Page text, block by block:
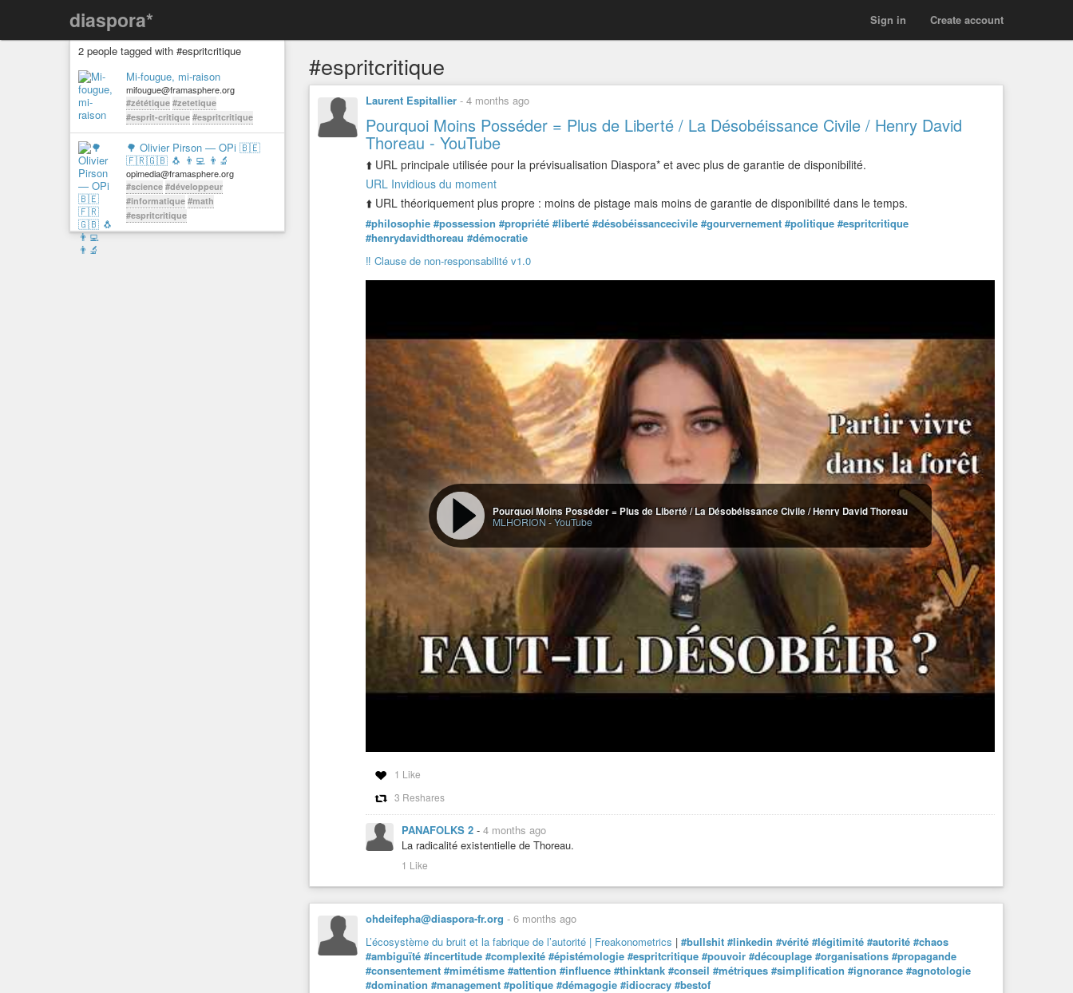
diaspora* Create account
Sign in
2 people tagged with #espritcritique
Mi-fougue, mi-raison
mifougue@framasphere.org
#zététique #zetetique
#esprit-critique #espritcritique
🌳 Olivier Pirson — OPi 🇧🇪
🇫🇷🇬🇧 🐧 👨‍💻 👨‍🔬
opimedia@framasphere.org
#science #développeur
#informatique #math
#espritcritique
#espritcritique
Laurent Espitallier - 4 months ago
Pourquoi Moins Posséder = Plus de Liberté / La Désobéissance Civile / Henry David
Thoreau - YouTube
⬆️ URL principale utilisée pour la prévisualisation Diaspora* et avec plus de garantie de disponibilité.
URL Invidious du moment
⬆️ URL théoriquement plus propre : moins de pistage mais moins de garantie de disponibilité dans le temps.
#philosophie #possession #propriété #liberté #désobéissancecivile #gourvernement #politique #espritcritique
#henrydavidthoreau #démocratie
‼️ Clause de non-responsabilité v1.0
Pourquoi Moins Posséder = Plus de Liberté / La Désobéissance Civile / Henry David Thoreau
MLHORION -YouTube
1 Like
3 Reshares
PANAFOLKS 2 - 4 months ago
La radicalité existentielle de Thoreau.
1 Like
ohdeifepha@diaspora-fr.org - 6 months ago
L’écosystème du bruit et la fabrique de l’autorité | Freakonometrics | #bullshit #linkedin #vérité #légitimité #autorité #chaos
#ambiguïté #incertitude #complexité #épistémologie #espritcritique #pouvoir #découplage #organisations #propagande
#consentement #mimétisme #attention #influence #thinktank #conseil #métriques #simplification #ignorance #agnotologie
#domination #management #politique #démagogie #idiocracy #bestof